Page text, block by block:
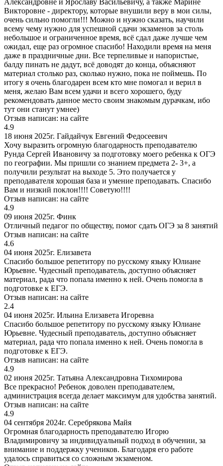
Викторовне - директору, которые внушили веру в мои силы,
очень сильно помогли!!! Можно и нужно сказать, научили
всему чему нужно для успешной сдачи экзаменов за столь
небольшое и ограниченное время, всё сдал даже лучше чем
ожидал, еще раз огромное спасибо! Находили время на меня
даже в праздничные дни. Все терпеливые и напористые,
балду пинать не дадут, всё доводят до конца, объясняют
материал столько раз, сколько нужно, пока не поймешь. По
итогу я очень благодарен всем кто мне помогал и верил в
меня, желаю Вам всем удачи и всего хорошего, буду
рекомендовать данное место своим знакомым дурачкам, ибо
тут они станут умнее)
Отзыв написан: на сайте
4.9
18 июня 2025г. Гайдайчук Евгений Федосеевич
Хочу выразить огромную благодарность преподавателю
Рунда Сергей Ивановичу за подготовку моего ребенка к ОГЭ
по географии. Мы пришли со знанием предмета 2- 3+, а
получили результат на выходе 5. Это получается у
преподавателя хорошая база и умение преподавать. Спасибо
Вам и низкий поклон!!!! Советую!!!!
Отзыв написан: на сайте
4.9
09 июня 2025г. Финк
Отличный педагог по обществу, помог сдать ОГЭ за 8 занятий
Отзыв написан: на сайте
4.6
04 июня 2025г. Елизавета
Спасибо большое репетитору по русскому языку Юлиане
Юрьевне. Чудесный преподаватель, доступно объясняет
материал, рада что попала именно к ней. Очень помогла в
подготовке к ЕГЭ.
Отзыв написан: на сайте
2.4
04 июня 2025г. Ильина Елизавета Игоревна
Спасибо большое репетитору по русскому языку Юлиане
Юрьевне. Чудесный преподаватель, доступно объясняет
материал, рада что попала именно к ней. Очень помогла в
подготовке к ЕГЭ.
Отзыв написан: на сайте
4.9
02 июня 2025г. Татьяна Александровна Тихомирова
Все прекрасно! Ребенок доволен преподавателем,
администрация всегда делает максимум для удобства занятий.
Отзыв написан: на сайте
4.9
04 сентября 2024г. Серебрякова Майя
Огромная благодарность преподавателю Игорю
Владимировичу за индивидуальный подход в обучении, за
внимание и поддержку учеников. Благодаря его работе
удалось справиться со сложным экзаменом.